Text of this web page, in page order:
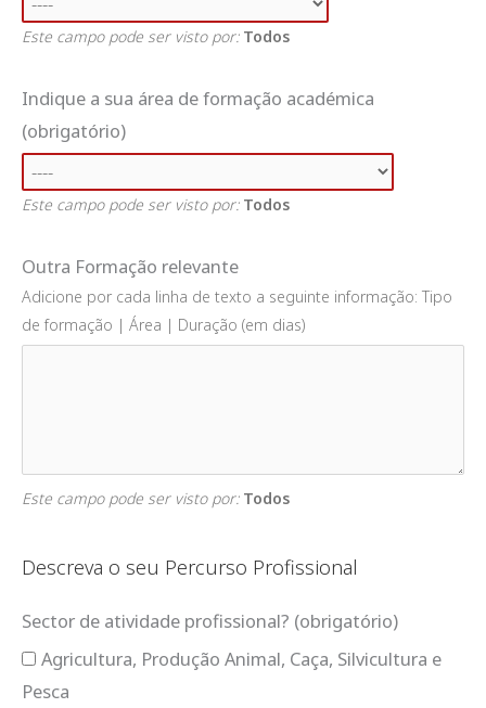
Este campo pode ser visto por: Todos
Indique a sua área de formação académica
(obrigatório)
Este campo pode ser visto por: Todos
Adicione por cada linha de texto a seguinte informação: Tipo
de formação | Área | Duração (em dias)
Outra Formação relevante
Este campo pode ser visto por: Todos
Descreva o seu Percurso Profissional
Sector de atividade profissional? (obrigatório)
Agricultura, Produção Animal, Caça, Silvicultura e
Pesca